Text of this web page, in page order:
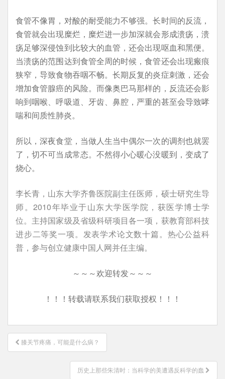
食管不像胃，对酸的耐受能力不够强。长时间的反流，
食管就会出现糜烂，糜烂进一步加深就会形成溃疡，溃
疡足够深侵蚀到比较大的血管，还会出现呕血和黑便。
当溃疡的范围达到食管全周的时候，食管还会出现瘢痕
狭窄，导致食物吞咽不畅。长期反复的炎症刺激，还会
增加食管腺癌的风险。而像奥巴马那样的，反流还会影
响到咽喉、呼吸道、牙齿、鼻腔，严重的甚至会导致哮
喘和间质性肺炎。
所以，深夜食堂，当做人生当中偶尔一次的调剂也就罢
了，切不可当成常态。不然得小心暖心没暖到，变成了
烧心。
李长青，山东大学齐鲁医院副主任医师，硕士研究生导
师。2010年毕业于山东大学医学院，获医学博士学
位。主持国家级及省级科研项目各一项，获教育部科技
进步二等奖一项。发表学术论文数十篇。热心公益科
普，参与创立健康中国人网并任主编。
～～～欢迎转发～～～
！！！转载请联系我们获取授权！！！
文
章
膝关节疼痛，可能是什么病？
历史上那些朱清时：当科学的美遭遇反科学的蠢